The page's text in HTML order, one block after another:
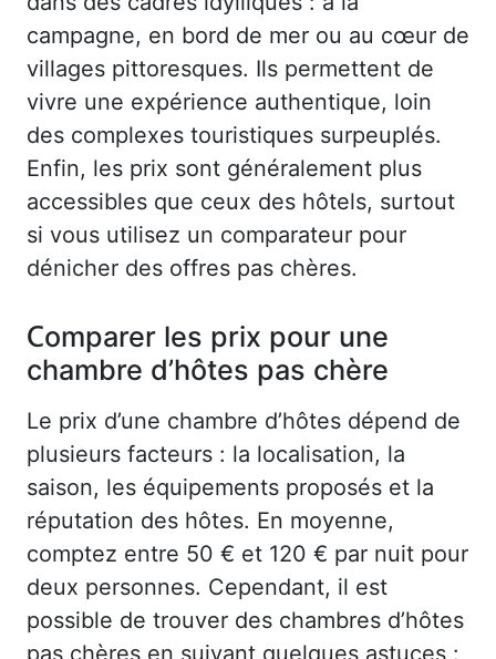
campagne, en bord de mer ou au cœur de
villages pittoresques. Ils permettent de
vivre une expérience authentique, loin
des complexes touristiques surpeuplés.
Enfin, les prix sont généralement plus
accessibles que ceux des hôtels, surtout
si vous utilisez un comparateur pour
dénicher des offres pas chères.
Comparer les prix pour une
chambre d’hôtes pas chère
Le prix d’une chambre d’hôtes dépend de
plusieurs facteurs : la localisation, la
saison, les équipements proposés et la
réputation des hôtes. En moyenne,
comptez entre 50 € et 120 € par nuit pour
deux personnes. Cependant, il est
possible de trouver des chambres d’hôtes
pas chères en suivant quelques astuces :